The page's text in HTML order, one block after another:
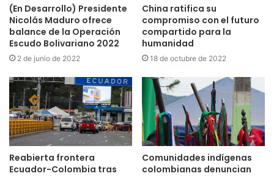
(En Desarrollo) Presidente
Nicolás Maduro ofrece
balance de la Operación
Escudo Bolivariano 2022
2 de junio de 2022
China ratifica su
compromiso con el futuro
compartido para la
humanidad
18 de octubre de 2022
Reabierta frontera
Ecuador-Colombia tras
Comunidades indígenas
colombianas denuncian